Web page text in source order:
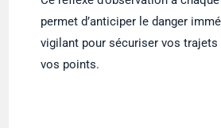
permet d’anticiper le danger
vigilant pour sécuriser vos
vos points.